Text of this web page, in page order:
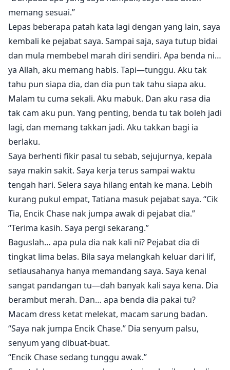
memang sesuai.”
Lepas beberapa patah kata lagi dengan yang lain, saya
kembali ke pejabat saya. Sampai saja, saya tutup bidai
dan mula membebel marah diri sendiri. Apa benda ni…
ya Allah, aku memang habis. Tapi—tunggu. Aku tak
tahu pun siapa dia, dan dia pun tak tahu siapa aku.
Malam tu cuma sekali. Aku mabuk. Dan aku rasa dia
tak cam aku pun. Yang penting, benda tu tak boleh jadi
lagi, dan memang takkan jadi. Aku takkan bagi ia
berlaku.
Saya berhenti fikir pasal tu sebab, sejujurnya, kepala
saya makin sakit. Saya kerja terus sampai waktu
tengah hari. Selera saya hilang entah ke mana. Lebih
kurang pukul empat, Tatiana masuk pejabat saya. “Cik
Tia, Encik Chase nak jumpa awak di pejabat dia.”
“Terima kasih. Saya pergi sekarang.”
Baguslah… apa pula dia nak kali ni? Pejabat dia di
tingkat lima belas. Bila saya melangkah keluar dari lif,
setiausahanya hanya memandang saya. Saya kenal
sangat pandangan tu—dah banyak kali saya kena. Dia
berambut merah. Dan… apa benda dia pakai tu?
Macam dress ketat melekat, macam sarung badan.
“Saya nak jumpa Encik Chase.” Dia senyum palsu,
senyum yang dibuat-buat.
“Encik Chase sedang tunggu awak.”